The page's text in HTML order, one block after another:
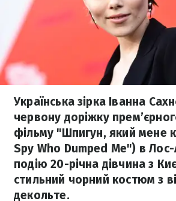
Українська зірка Іванна
червону доріжку
фільму "Шпигун, який мене
Spy Who Dumped Me") в
подію 20-річна дівчина з
стильний чорний костюм з
декольте.